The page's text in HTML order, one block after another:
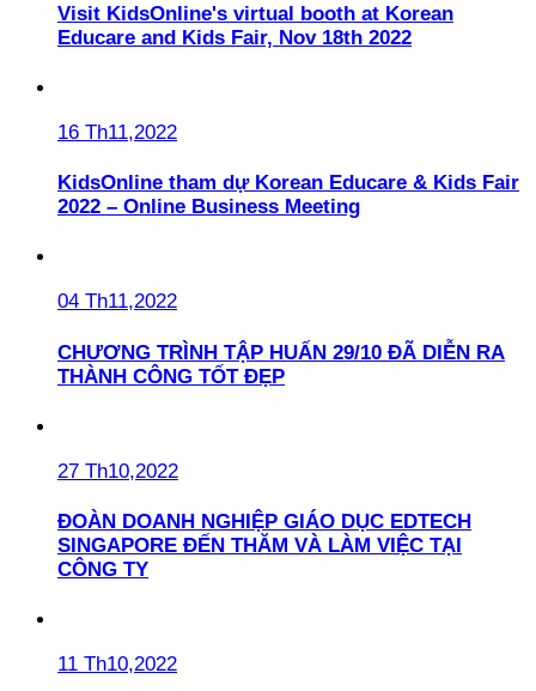
Visit KidsOnline's virtual booth at Korean
Educare and Kids Fair, Nov 18th 2022
16 Th11,2022
KidsOnline tham dự Korean Educare & Kids Fair
2022 – Online Business Meeting
04 Th11,2022
CHƯƠNG TRÌNH TẬP HUẤN 29/10 ĐÃ DIỄN RA
THÀNH CÔNG TỐT ĐẸP
27 Th10,2022
ĐOÀN DOANH NGHIỆP GIÁO DỤC EDTECH
SINGAPORE ĐẾN THĂM VÀ LÀM VIỆC TẠI
CÔNG TY
11 Th10,2022